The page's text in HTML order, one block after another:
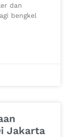
dan
bengkel
Jakarta